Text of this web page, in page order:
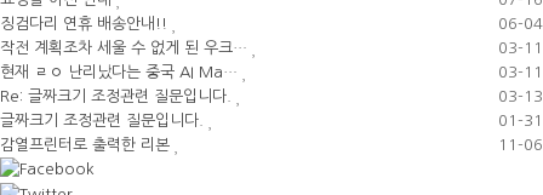
징검다리 연휴 배송안내!!
06-04
작전 계획조차 세울 수 없게 된 우크…
03-11
현재 ㄹㅇ 난리났다는 중국 AI Ma…
03-11
Re: 글짜크기 조정관련 질문입니다.
03-13
글짜크기 조정관련 질문입니다.
01-31
감열프린터로 출력한 리본
11-06